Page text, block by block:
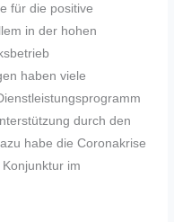
für die positive
in der hohen
haben viele
durch den
habe die Coronakrise
im